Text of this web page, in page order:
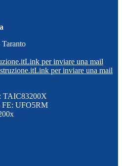
Link per inviare una mail
Link per inviare una mail
TAIC83200X
UFO5RM